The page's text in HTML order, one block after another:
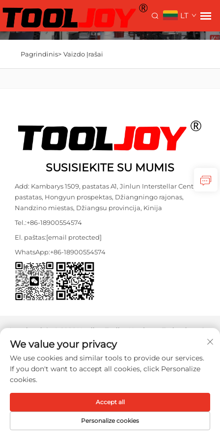
LT
Pagrindinis> Vaizdo Įrašai
SUSISIEKITE SU MUMIS
Add: Kambarys 1509, pastatas A1, Jinlun Interstellar Centro
pastatas, Hongyun prospektas, Džiangningo rajonas,
Nandzino miestas, Džiangsu provincija, Kinija
Tel.:+86-18900554574
El. paštas:[email protected]
WhatsApp:+86-18900554574
Autorių teisės © 2026 Nanjing Tooljoy Hardware Technology Co.,
Ltd. Visos teisės saugomos -
We value your privacy
We use cookies and similar tools to provide our services.
If you don't want to accept all cookies, click Personalize
cookies.
Personalize cookies
Accept all